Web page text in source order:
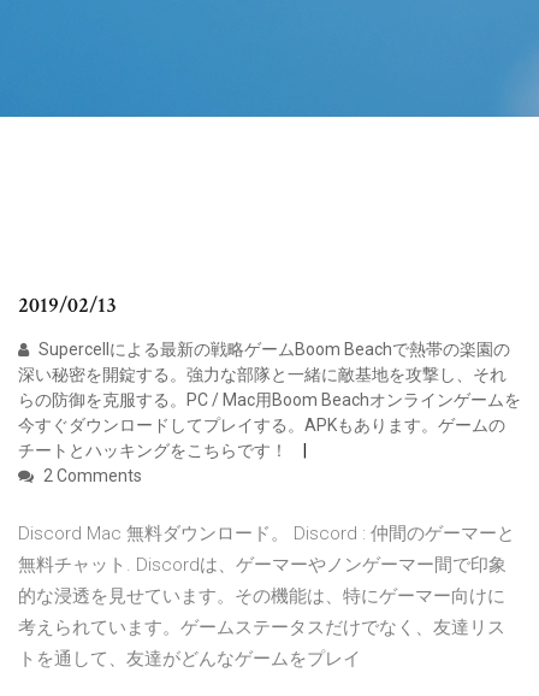
2019/02/13
Supercellによる最新の戦略ゲームBoom Beachで熱帯の楽園の
深い秘密を開錠する。強力な部隊と一緒に敵基地を攻撃し、それ
らの防御を克服する。PC / Mac用Boom Beachオンラインゲームを
今すぐダウンロードしてプレイする。APKもあります。ゲームの
チートとハッキングをこちらです！
2 Comments
Discord Mac 無料ダウンロード。 Discord : 仲間のゲーマーと
無料チャット. Discordは、ゲーマーやノンゲーマー間で印象
的な浸透を見せています。その機能は、特にゲーマー向けに
考えられています。ゲームステータスだけでなく、友達リス
トを通して、友達がどんなゲームをプレイ